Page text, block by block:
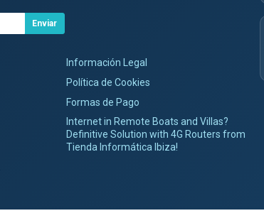
Enviar
Información Legal
Política de Cookies
Formas de Pago
Internet in Remote Boats and Villas?
Definitive Solution with 4G Routers from
Tienda Informática Ibiza!